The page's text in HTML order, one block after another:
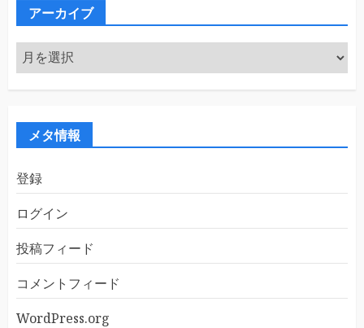
アーカイブ
ア
ー
カ
メタ情報
登録
ログイン
投稿フィード
コメントフィード
WordPress.org